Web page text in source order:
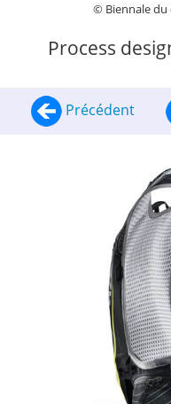
© Biennale du
Process
Précédent